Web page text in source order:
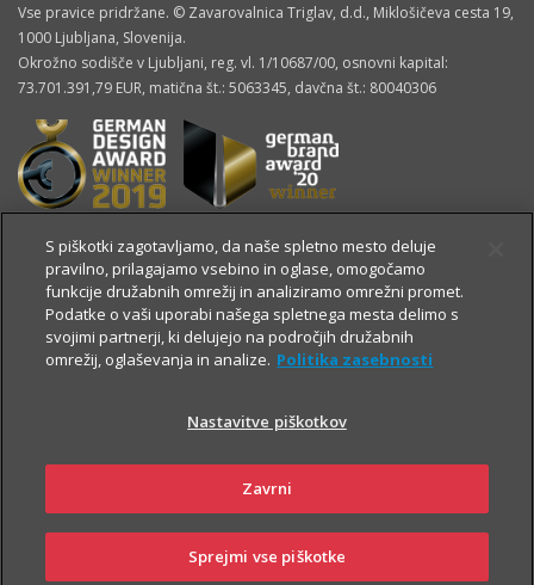
Vse pravice pridržane. © Zavarovalnica Triglav, d.d., Miklošičeva cesta 19,
1000 Ljubljana, Slovenija.
Okrožno sodišče v Ljubljani, reg. vl. 1/10687/00, osnovni kapital:
73.701.391,79 EUR, matična št.: 5063345, davčna št.: 80040306
OSTALE STRANI
S piškotki zagotavljamo, da naše spletno mesto deluje
pravilno, prilagajamo vsebino in oglase, omogočamo
funkcije družabnih omrežij in analiziramo omrežni promet.
Podatke o vaši uporabi našega spletnega mesta delimo s
svojimi partnerji, ki delujejo na področjih družabnih
omrežij, oglaševanja in analize. Politika zasebnosti
Nastavitve piškotkov
Zavrni
Sprejmi vse piškotke